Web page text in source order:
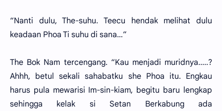
“Nanti dulu, The-suhu. Teecu hendak melihat dulu
keadaan Phoa Ti suhu di sana…”
The Bok Nam tercengang. “Kau menjadi muridnya.....?
Ahhh, betul sekali sahabatku she Phoa itu. Engkau
harus pula mewarisi Im-sin-kiam, begitu baru lengkap
sehingga kelak si Setan Berkabung ada